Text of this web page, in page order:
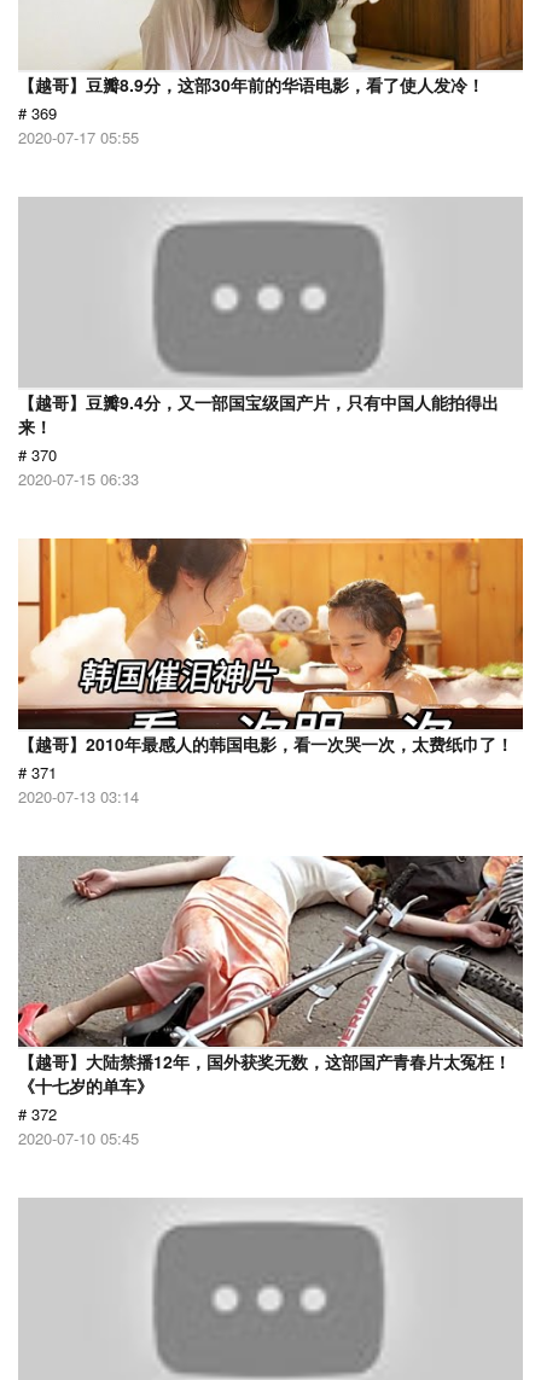
【越哥】豆瓣8.9分，这部30年前的华语电影，看了使人发冷！
# 369
2020-07-17 05:55
【越哥】豆瓣9.4分，又一部国宝级国产片，只有中国人能拍得出
来！
# 370
2020-07-15 06:33
【越哥】2010年最感人的韩国电影，看一次哭一次，太费纸巾了！
# 371
2020-07-13 03:14
【越哥】大陆禁播12年，国外获奖无数，这部国产青春片太冤枉！
《十七岁的单车》
# 372
2020-07-10 05:45